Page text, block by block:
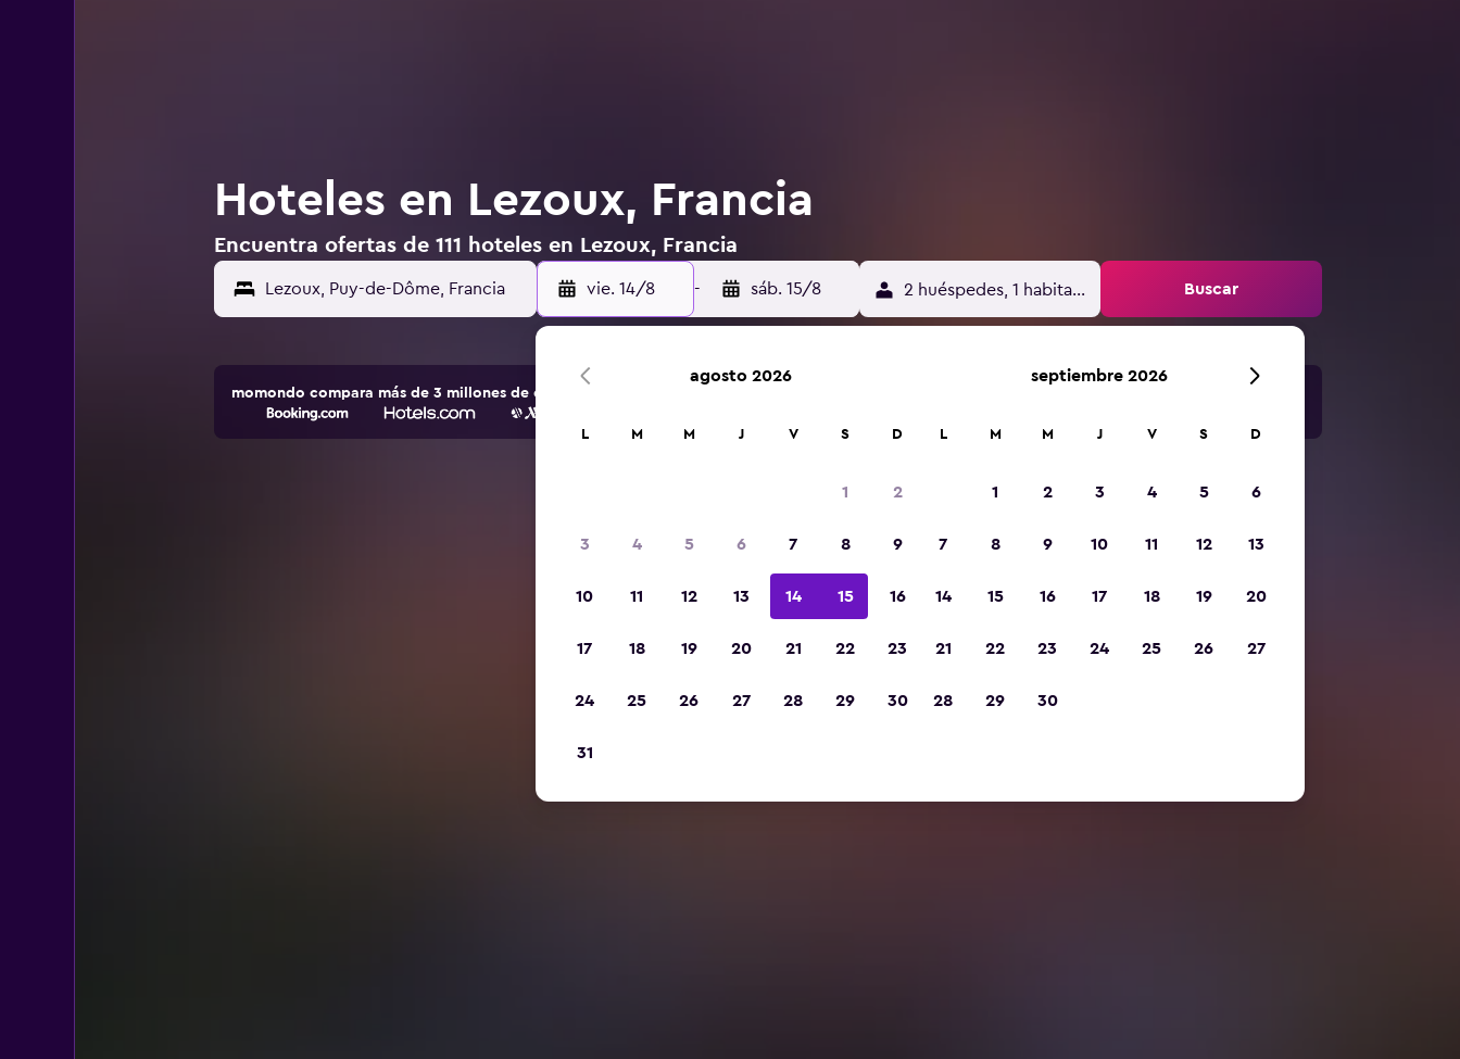
Hoteles en Lezoux, Francia
Encuentra ofertas de 111 hoteles en Lezoux, Francia
vie. 14/8 - sáb. 15/8 2 huéspedes, 1 habitación Buscar
momondo compara más de 3 millones de opciones de hoteles y alojamientos.
agosto 2026
L M M J V S D
1 2
3 4 5 6 7 8 9
10 11 12 13 14 15 16
17 18 19 20 21 22 23
24 25 26 27 28 29 30
31
septiembre 2026
L M M J V S D
1 2 3 4 5 6
7 8 9 10 11 12 13
14 15 16 17 18 19 20
21 22 23 24 25 26 27
28 29 30